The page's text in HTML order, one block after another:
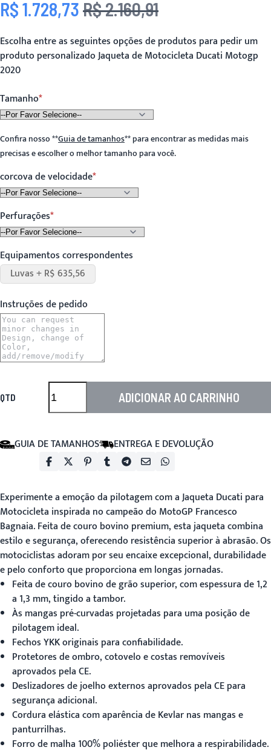
Preço Especial
R$ 1.728,73 Preço
R$ 2.160,91
Escolha entre as seguintes opções de produtos para pedir um
produto personalizado Jaqueta de Motocicleta Ducati Motogp
2020
Tamanho
Confira nosso**Guia de tamanhos**para encontrar as medidas mais
precisas e escolher o melhor tamanho para você.
corcova de velocidade
Perfurações
Equipamentos correspondentes
Luvas + R$ 635,56
Instruções de pedido
QTD ADICIONAR AO CARRINHO
GUIA DE TAMANHOS ENTREGA E DEVOLUÇÃO
Experimente a emoção da pilotagem com aJaqueta Ducati para
Motocicleta inspirada no campeão do MotoGP Francesco
Bagnaia. Feita de couro bovino premium, esta jaqueta combina
estilo e segurança, oferecendo resistência superior à abrasão. Os
motociclistas adoram por seu encaixe excepcional, durabilidade
e pelo conforto que proporciona em longas jornadas.
Feita de couro bovino de grão superior, com espessura de 1,2
a 1,3 mm, tingido a tambor.
Às mangas pré-curvadas projetadas para uma posição de
pilotagem ideal.
Fechos YKK originais para confiabilidade.
Protetores de ombro, cotovelo e costas removíveis
aprovados pela CE.
Deslizadores de joelho externos aprovados pela CE para
segurança adicional.
Cordura elástica com aparência de Kevlar nas mangas e
panturrilhas.
Forro de malha 100% poliéster que melhora a respirabilidade.